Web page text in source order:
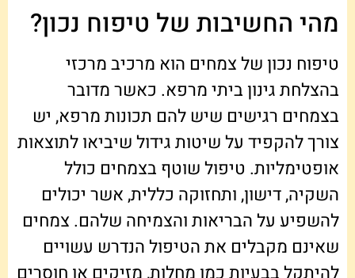
מהי החשיבות של טיפוח נכון?
טיפוח נכון של צמחים הוא מרכיב מרכזי
בהצלחת גינון ביתי מרפא. כאשר מדובר
בצמחים רגישים שיש להם תכונות מרפא, יש
צורך להקפיד על שיטות גידול שיביאו לתוצאות
אופטימליות. טיפול שוטף בצמחים כולל
השקיה, דישון, ותחזוקה כללית, אשר יכולים
להשפיע על הבריאות והצמיחה שלהם. צמחים
שאינם מקבלים את הטיפול הנדרש עשויים